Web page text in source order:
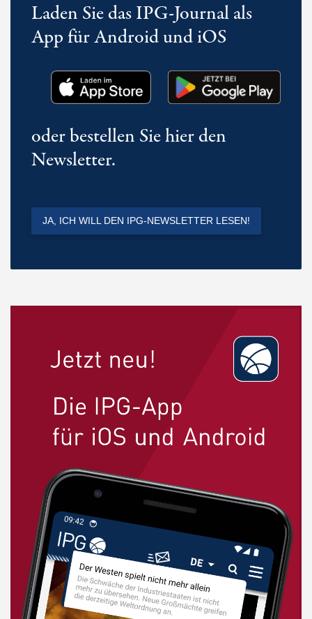
Laden Sie das IPG-Journal als
App für Android und iOS
oder bestellen Sie hier den
Newsletter.
JA, ICH WILL DEN IPG-NEWSLETTER LESEN!